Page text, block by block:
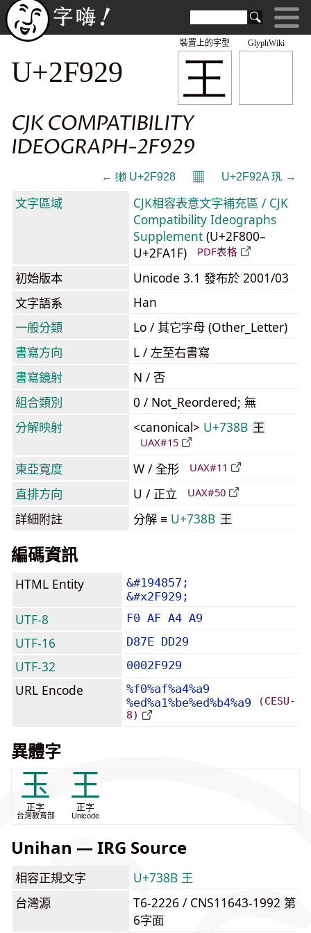
GlyphWiki
王
裝置上的字型
U+2F929
CJK COMPATIBILITY
IDEOGRAPH-2F929
← 獺 U+2F928 𝄜 U+2F92A 㺬 →
文字區域
CJK相容表意文字補充區 / CJK
Compatibility Ideographs
Supplement (U+2F800–
U+2FA1F)
PDF表格
初始版本
Unicode 3.1 發布於 2001/03
文字語系
Han
一般分類
Lo / 其它字母 (Other_Letter)
書寫方向
L / 左至右書寫
書寫鏡射
N / 否
組合類別
0 / Not_Reordered; 無
分解映射
<canonical> U+738B 王
UAX#15
東亞寬度 W / 全形 UAX#11
直排方向 U / 正立 UAX#50
詳細附註 分解 ≡ U+738B 王
編碼資訊
HTML Entity
&#194857;
&#x2F929;
UTF-8 F0 AF A4 A9
UTF-16 D87E DD29
UTF-32 0002F929
URL Encode
%f0%af%a4%a9
%ed%a1%be%ed%b4%a9
(CESU-
8)
異體字
玉
正字
台灣教育部
王
正字
Unicode
Unihan — IRG Source
相容正規文字
U+738B 王
台灣源
T6-2226 / CNS11643-1992 第
6字面